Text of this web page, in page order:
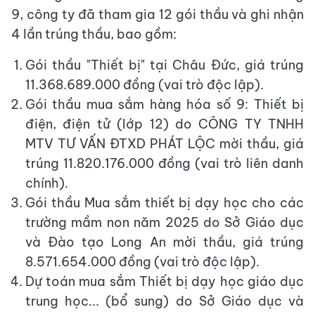
9, công ty đã tham gia 12 gói thầu và ghi nhận
4 lần trúng thầu, bao gồm:
Gói thầu "Thiết bị" tại Châu Đức, giá trúng
11.368.689.000 đồng (vai trò độc lập).
Gói thầu mua sắm hàng hóa số 9: Thiết bị
điện, điện tử (lớp 12) do CÔNG TY TNHH
MTV TƯ VẤN ĐTXD PHÁT LỘC mời thầu, giá
trúng 11.820.176.000 đồng (vai trò liên danh
chính).
Gói thầu Mua sắm thiết bị dạy học cho các
trường mầm non năm 2025 do Sở Giáo dục
và Đào tạo Long An mời thầu, giá trúng
8.571.654.000 đồng (vai trò độc lập).
Dự toán mua sắm Thiết bị dạy học giáo dục
trung học... (bổ sung) do Sở Giáo dục và